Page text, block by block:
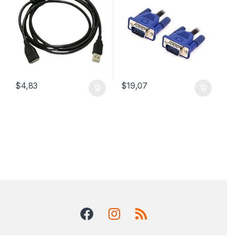
$4,83 $19,07